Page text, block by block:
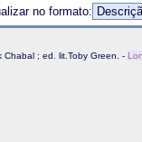
no formato:
Chabal ; ed. lit.Toby Green. -